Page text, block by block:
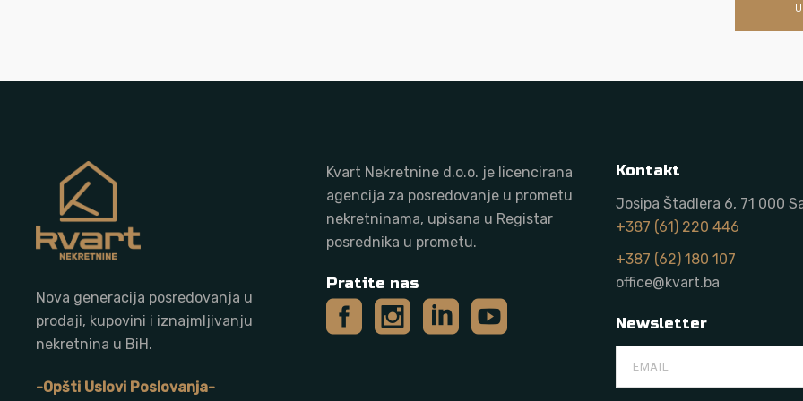
Nova generacija posredovanja u
prodaji, kupovini i iznajmljivanju
nekretnina u BiH.
-Opšti Uslovi Poslovanja-
Kvart Nekretnine d.o.o. je licencirana
agencija za posredovanje u prometu
nekretninama, upisana u Registar
posrednika u prometu.
Pratite nas
Kontakt
Josipa Štadlera 6, 71 000
+387 (61) 220 446
+387 (62) 180 107
office@kvart.ba
Newsletter